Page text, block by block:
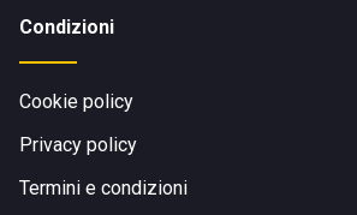
Condizioni
Cookie policy
Privacy policy
Termini e condizioni